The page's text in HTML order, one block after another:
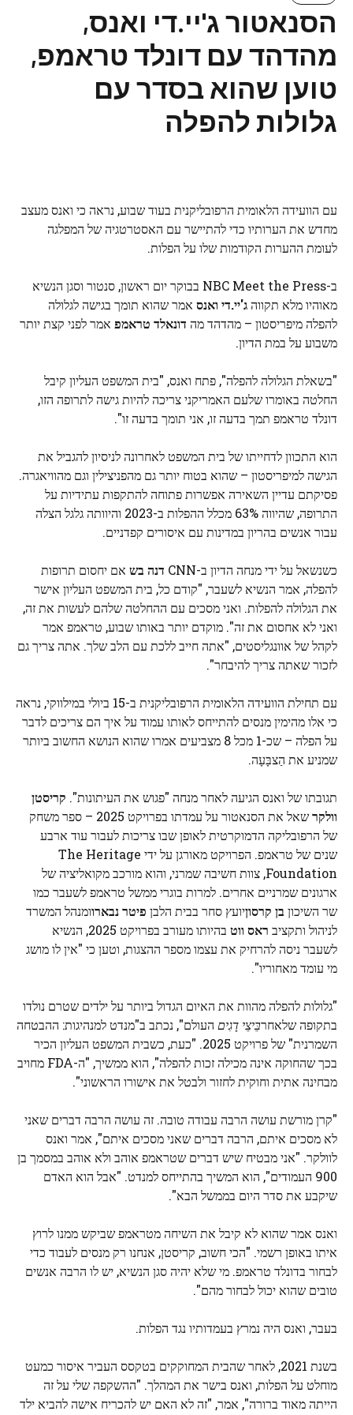
הסנאטור ג'יי.די ואנס,
מהדהד עם דונלד טראמפ,
טוען שהוא בסדר עם
גלולות להפלה
עם הוועידה הלאומית הרפובליקנית בעוד שבוע, נראה כי ואנס מעצב
מחדש את הערותיו כדי להתיישר עם האסטרטגיה של המפלגה
לעומת ההערות הקודמות שלו על הפלות.
ב-NBC Meet the Press בבוקר יום ראשון, סנטור וסגן הנשיא
מאוהיו מלא תקווהג'יי.די ואנס אמר שהוא תומך בגישה לגלולה
להפלה מיפריסטון – מהדהד מה דונאלד טראמפ אמר לפני קצת יותר
משבוע על במת הדיון.
"בשאלת הגלולה להפלה", פתח ואנס, "בית המשפט העליון קיבל
החלטה באומרו שלעם האמריקני צריכה להיות גישה לתרופה הזו,
דונלד טראמפ תמך בדעה זו, אני תומך בדעה זו".
הוא התכוון לדחייתו של בית המשפט לאחרונה לניסיון להגביל את
הגישה למיפריסטון – שהוא בטוח יותר גם מהפניצילין וגם מהוויאגרה.
פסיקתם עדיין השאירה אפשרות פתוחה להתקפות עתידיות על
התרופה, שהיווה 63% מכלל ההפלות ב-2023 והיוותה גלגל הצלה
עבור אנשים בהריון במדינות עם איסורים קפדניים.
כשנשאל על ידי מנחה הדיון ב-CNN דנה בש אם יחסום תרופות
להפלה, אמר הנשיא לשעבר, "קודם כל, בית המשפט העליון אישר
את הגלולה להפלות. ואני מסכים עם ההחלטה שלהם לעשות את זה,
ואני לא אחסום את זה". מוקדם יותר באותו שבוע, טראמפ אמר
לקהל של אוונגליסטים, "אתה חייב ללכת עם הלב שלך. אתה צריך גם
לזכור שאתה צריך להיבחר".
עם תחילת הוועידה הלאומית הרפובליקנית ב-15 ביולי במילווקי, נראה
כי אלו מהימין מנסים להתייחס לאותו עמוד על איך הם צריכים לדבר
על הפלה – שכ-1 מכל 8 מצביעים אמרו שהוא הנושא החשוב ביותר
שמניע את הַצבָּעָה.
תגובתו של ואנס הגיעה לאחר מנחה "פגוש את העיתונות". קריסטן
וולקר
שאל את הסנאטור על עמדתו בפרויקט 2025 – ספר משחק
של הרפובליקה הדמוקרטית לאופן שבו צריכות לעבור עוד ארבע
שנים של טראמפ. הפרויקט מאורגן על ידי The Heritage
Foundation, צוות חשיבה שמרני, והוא מורכב מקואליציה של
ארגונים שמרניים אחרים. למרות בוגרי ממשל טראמפ לשעבר כמו
שר השיכון בן קרסוןיועץ סחר בבית הלבן פיטר נבארוומנהל המשרד
לניהול ותקציב ראס ווט
בהיותו מעורב בפרויקט 2025, הנשיא
לשעבר ניסה להרחיק את עצמו מספר ההצגות, וטען כי "אין לו מושג
מי עומד מאחוריו".
"גלולות להפלה מהוות את האיום הגדול ביותר על ילדים שטרם נולדו
בתקופה שלאחרבֵּיצֵי דָגִים העולם", נכתב ב"מנדט למנהיגות: ההבטחה
השמרנית" של פרויקט 2025. "כעת, כשבית המשפט העליון הכיר
בכך שהחוקה אינה מכילה זכות להפלה", הוא ממשיך, "ה-FDA מחויב
מבחינה אתית וחוקית לחזור ולבטל את אישורו הראשוני".
"קרן מורשת עושה הרבה עבודה טובה. זה עושה הרבה דברים שאני
לא מסכים איתם, הרבה דברים שאני מסכים איתם", אמר ואנס
לוולקר. "אני מבטיח שיש דברים שטראמפ אוהב ולא אוהב במסמך בן
900 העמודים", הוא המשיך בהתייחס למנדט. "אבל הוא האדם
שיקבע את סדר היום בממשל הבא".
ואנס אמר שהוא לא קיבל את השיחה מטראמפ שביקש ממנו לרוץ
איתו באופן רשמי. "הכי חשוב, קריסטן, אנחנו רק מנסים לעבוד כדי
לבחור בדונלד טראמפ. מי שלא יהיה סגן הנשיא, יש לו הרבה אנשים
טובים שהוא יכול לבחור מהם".
בעבר, ואנס היה נמרץ בעמדותיו נגד הפלות.
בשנת 2021, לאחר שהבית המחוקקים בטקסס העביר איסור כמעט
מוחלט על הפלות, ואנס בישר את המהלך. "ההשקפה שלי על זה
הייתה מאוד ברורה", אמר, "זה לא האם יש להכריח אישה להביא ילד